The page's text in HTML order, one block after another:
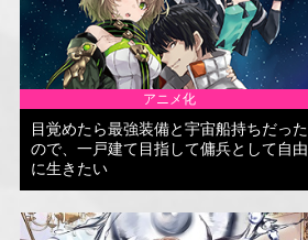
アニメ化
目覚めたら最強装備と宇宙船持ちだった
ので、一戸建て目指して傭兵として自由
に生きたい